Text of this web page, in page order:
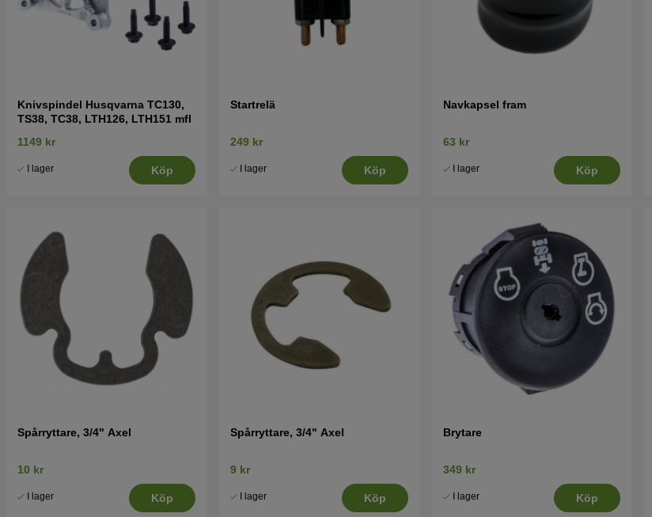
Knivspindel Husqvarna TC130,
TS38, TC38, LTH126, LTH151 mfl
1149 kr
I lager Köp
Startrelä
249 kr
I lager Köp
Navkapsel fram
63 kr
I lager Köp
Spårryttare, 3/4" Axel
10 kr
I lager Köp
Spårryttare, 3/4" Axel
9 kr
I lager Köp
Brytare
349 kr
I lager Köp